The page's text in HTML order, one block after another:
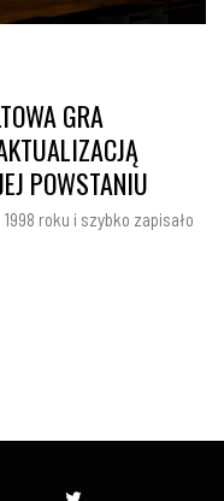
GRA
POWSTANIU
roku i szybko zapisało